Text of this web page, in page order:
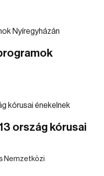
ország kórusai
Nemzetközi